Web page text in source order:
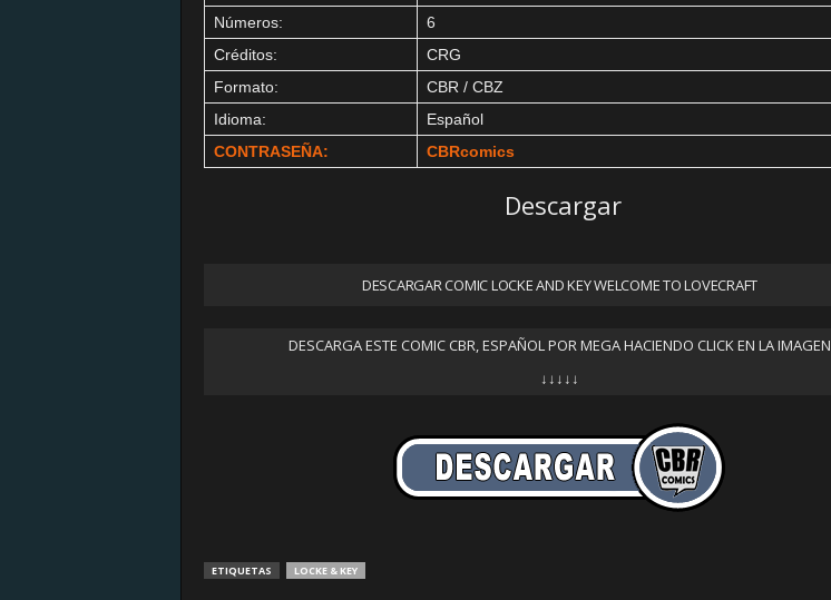
Números:
6
Créditos:
CRG
Formato:
CBR / CBZ
Idioma:
Español
CONTRASEÑA:
CBRcomics
Descargar
DESCARGAR COMIC LOCKE AND KEY WELCOME TO LOVECRAFT
DESCARGA ESTE COMIC CBR, ESPAÑOL POR MEGA HACIENDO CLICK EN LA IMAGEN
↓↓↓↓↓
ETIQUETAS LOCKE & KEY